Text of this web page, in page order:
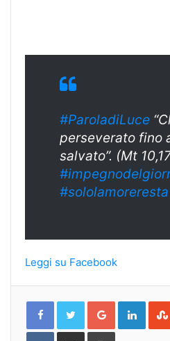
#ParoladiLuce
perseverato fino
salvato”. (Mt
#impegnodelgior
#sololamoreresta
Leggi su Facebook
Google+
VKontakteShare Print